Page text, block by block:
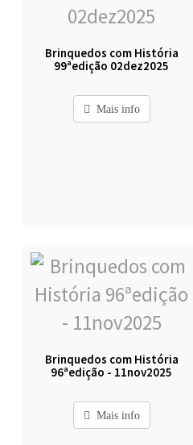
Brinquedos com História
99ªedição 02dez2025
Mais info
Brinquedos com História
96ªedição - 11nov2025
Mais info